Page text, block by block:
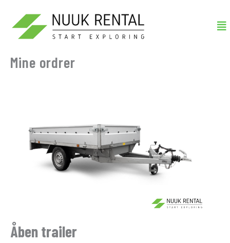
indholdet
Mine ordrer
Åben trailer